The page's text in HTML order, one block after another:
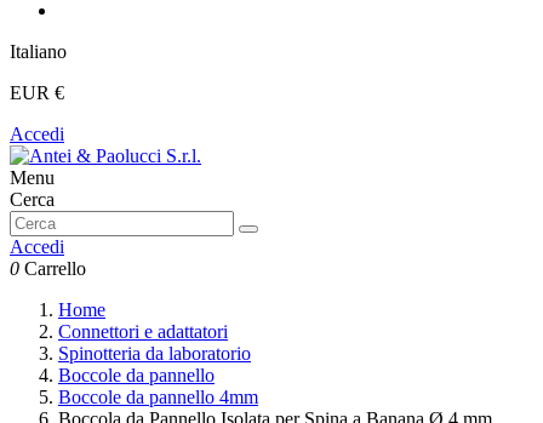
Italiano
EUR €
Accedi
Menu
Cerca
Accedi
0 Carrello
Home
Connettori e adattatori
Spinotteria da laboratorio
Boccole da pannello
Boccole da pannello 4mm
Boccola da Pannello Isolata per Spina a Banana Ø 4 mm